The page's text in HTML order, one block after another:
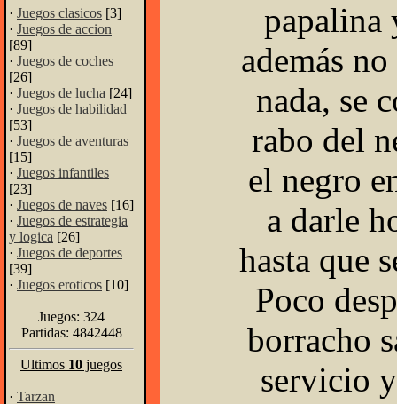
· Juegos clasicos [3]
· Juegos de accion
[89]
· Juegos de coches
[26]
· Juegos de lucha [24]
· Juegos de habilidad
[53]
· Juegos de aventuras
[15]
· Juegos infantiles
[23]
· Juegos de naves [16]
· Juegos de estrategia
y logica [26]
· Juegos de deportes
[39]
· Juegos eroticos [10]
Juegos: 324
Partidas: 4842448
Ultimos 10 juegos
· Tarzan
papalina
además
nada, se
rabo del
el negro
a darle
hasta que
Poco
borracho
servicio